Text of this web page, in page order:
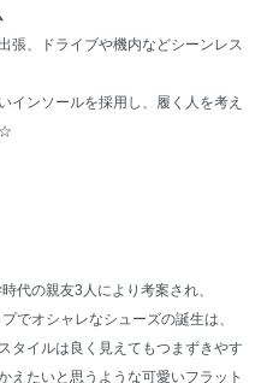
張、ドライブや機内などシーンレス
インソールを採用し、履く人を考え
☆
代の親友3人により考案され、
でオシャレなシューズの誕生は、
タイルは良く見えてもつまずきやす
えたいと思うような可愛いフラット